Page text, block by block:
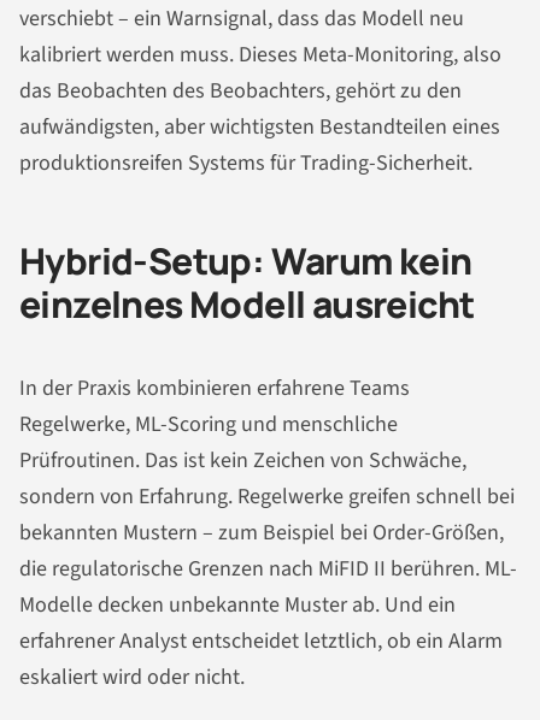
verschiebt – ein Warnsignal, dass das Modell neu
kalibriert werden muss. Dieses Meta-Monitoring, also
das Beobachten des Beobachters, gehört zu den
aufwändigsten, aber wichtigsten Bestandteilen eines
produktionsreifen Systems für Trading-Sicherheit.
Hybrid-Setup: Warum kein
einzelnes Modell ausreicht
In der Praxis kombinieren erfahrene Teams
Regelwerke, ML-Scoring und menschliche
Prüfroutinen. Das ist kein Zeichen von Schwäche,
sondern von Erfahrung. Regelwerke greifen schnell bei
bekannten Mustern – zum Beispiel bei Order-Größen,
die regulatorische Grenzen nach MiFID II berühren. ML-
Modelle decken unbekannte Muster ab. Und ein
erfahrener Analyst entscheidet letztlich, ob ein Alarm
eskaliert wird oder nicht.